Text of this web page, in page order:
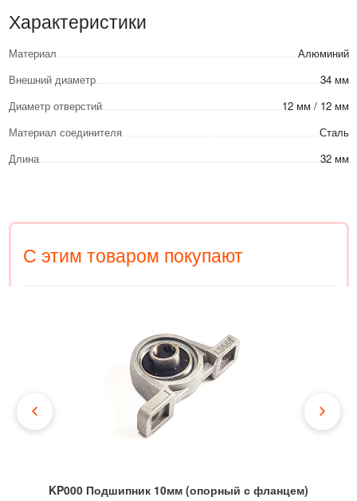
Характеристики
Материал
Алюминий
Внешний диаметр
34 мм
Диаметр отверстий
12 мм / 12 мм
Материал соединителя
Сталь
Длина
32 мм
С этим товаром покупают
KP000 Подшипник 10мм (опорный с фланцем)